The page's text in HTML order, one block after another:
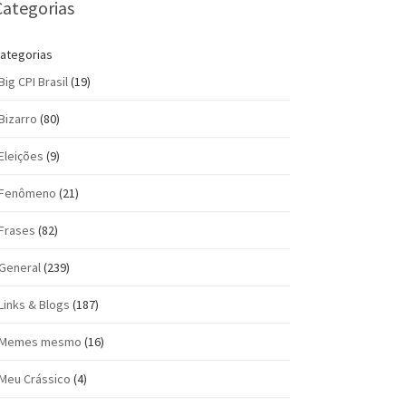
CPI Brasil(19)
(80)
(9)
(21)
(82)
(239)
& Blogs (187)
mesmo (16)
Crássico (4)